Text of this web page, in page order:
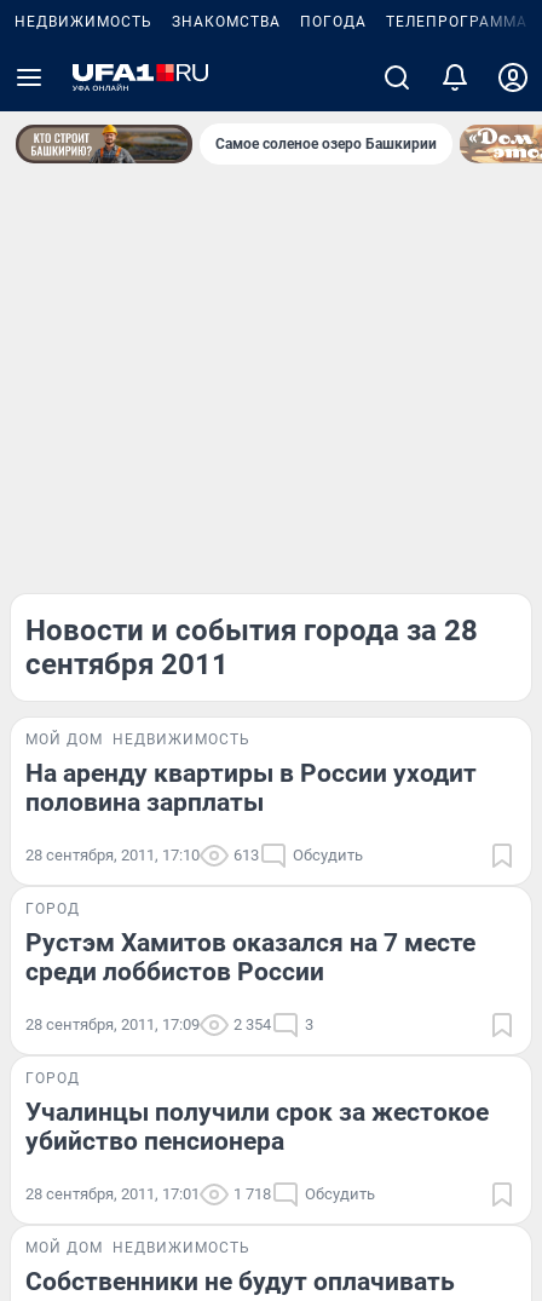
НЕДВИЖИМОСТЬ ЗНАКОМСТВА ПОГОДА ТЕЛЕПРОГРАММА
Самое соленое озеро Башкирии
Новости и события города за 28
сентября 2011
МОЙ ДОМ НЕДВИЖИМОСТЬ
На аренду квартиры в России уходит
половина зарплаты
28 сентября, 2011, 17:10 613 Обсудить
ГОРОД
Рустэм Хамитов оказался на 7 месте
среди лоббистов России
28 сентября, 2011, 17:09 2 354 3
ГОРОД
Учалинцы получили срок за жестокое
убийство пенсионера
28 сентября, 2011, 17:01 1 718 Обсудить
МОЙ ДОМ НЕДВИЖИМОСТЬ
Собственники не будут оплачивать